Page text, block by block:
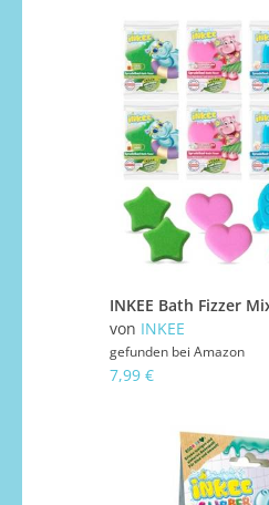
von INKEE
gefunden bei Amazon
7,99 €